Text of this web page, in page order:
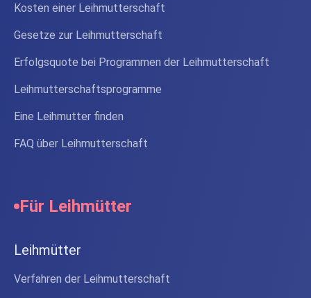
Kosten einer Leihmutterschaft
Gesetze zur Leihmutterschaft
Erfolgsquote bei Programmen der Leihmutterschaft
Leihmutterschaftsprogramme
Eine Leihmutter finden
FAQ über Leihmutterschaft
Für Leihmütter
Leihmütter
Verfahren der Leihmutterschaft